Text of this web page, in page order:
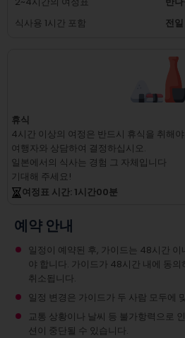
식사용 1시간 포함
전
휴식
4시간 이상의 여정은 반드시 휴식을 취해
여행자와 상담하여 결정하십시오.
일본에서의 식사는 경험 그 자체입니다
기대해 주세요!
여정표 시간: 1시간00분
예약 안내
일정이 예약된 후, 가이드는 48시간
야 합니다. 가이드가 48시간 내에 동
취소됩니다.
일정 변경은 가이드가 두 사람 모두에
교통 상황이나 날씨 등 불가항력으로
션이 중단될 수 있습니다.